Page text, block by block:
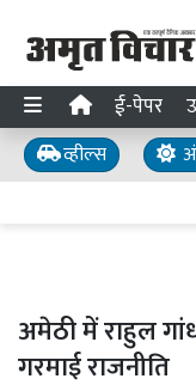
ई-पेपर
व्हील्स
अमेठी में राहुल
गरमाई राजनीति